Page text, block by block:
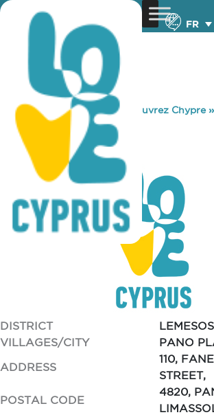
FR
You are here: Home »Découvrez Chypre»
PETIT JARDIN
PETIT JARDIN
DISTRICT
LEMESOS
VILLAGES/CITY
PANO
ADDRESS
110,
STREET,
POSTAL CODE
4820,